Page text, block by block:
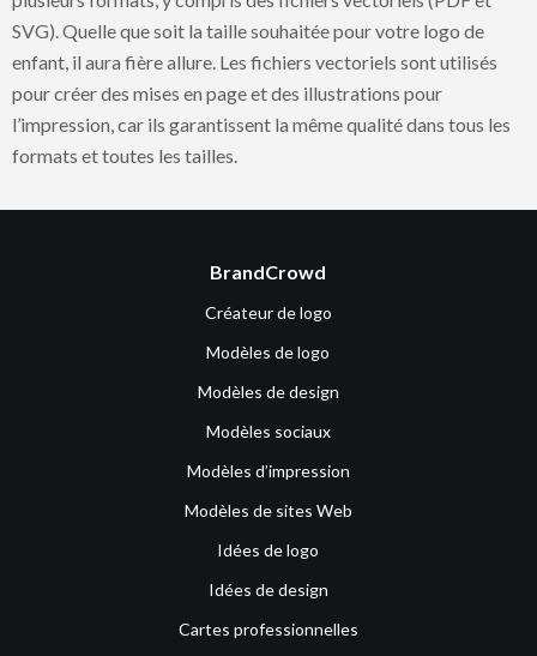
SVG). Quelle que soit la taille souhaitée pour votre logo de
enfant, il aura fière allure. Les fichiers vectoriels sont utilisés
pour créer des mises en page et des illustrations pour
l’impression, car ils garantissent la même qualité dans tous les
formats et toutes les tailles.
BrandCrowd
Créateur de logo
Modèles de logo
Modèles de design
Modèles sociaux
Modèles d’impression
Modèles de sites Web
Idées de logo
Idées de design
Cartes professionnelles